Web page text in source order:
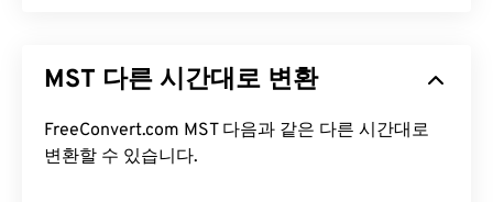
MST 다른 시간대로 변환
FreeConvert.com MST 다음과 같은 다른 시간대로
변환할 수 있습니다.